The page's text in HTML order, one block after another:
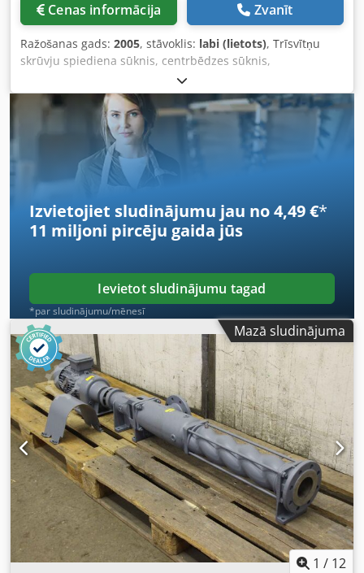
Cenas informācija Zvanīt
Ražošanas gads: 2005, stāvoklis: labi (lietots), Trīsvītņu
skrūvju spiediena sūknis, centrbēdzes sūknis,
augstspiediena sūknis, centrbēdzes sūknis,
smēreļļas/naftas sūknis, trīskāršā skrūves sūknis Cjdpfx
Ajpid D Isf Dorf -Ražotājs: Allweiler, skrūvju sūknis tips
SPF40R54U8.3-W20 ar šļūteņu komplektu -Sūknēšanas
jauda: 3,4 l/min -Spiediens: 3 bar -Motors: 0,7 kW / 1800
apgr./min -Šļūteņu komplekts: garums 1x 60 m / 1x 6 m -
Izmēri: 1230/900/H960 mm -Svars: 160 kg
Izvietojiet sludinājumu jau no 4,49 €*
11 miljoni pircēju gaida jūs
Ievietot sludinājumu tagad
*par sludinājumu/mēnesī
Mazā sludinājuma
1 / 12